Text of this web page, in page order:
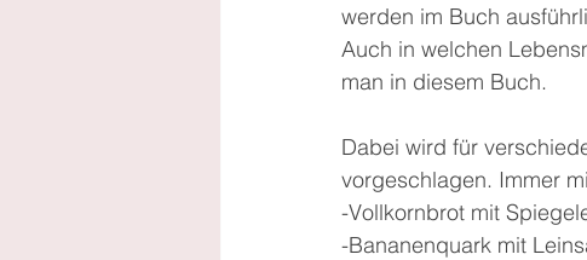
werden im Buch
Auch in welchen
man in diesem Buch.
Dabei wird für
vorgeschlagen. Immer
-Vollkornbrot mit
-Bananenquark mit